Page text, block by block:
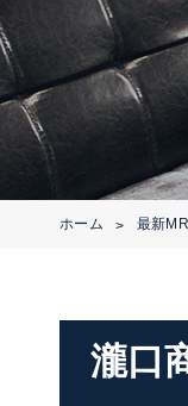
ホーム > 最新
瀧口